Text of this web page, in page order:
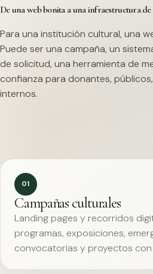
De una web bonita a una infraestructura
Para una institución cultural, una
Puede ser una campaña, un
de solicitud, una herramienta de
confianza para donantes,
internos.
01
Campañas culturales
Landing pages y recorridos
programas, exposiciones,
convocatorias y proyectos